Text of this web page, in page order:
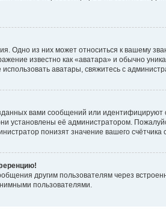
Одно из них может относиться к вашему
известно как «аватара» и обычно
аватары, свяжитесь с
вами сообщений или
установлены её администратором.
понизят значение вашего счётчика
другим пользователям через
пользователями.